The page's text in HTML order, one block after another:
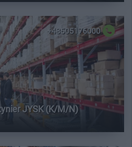
+48505176000
JYSK (K/M/N)